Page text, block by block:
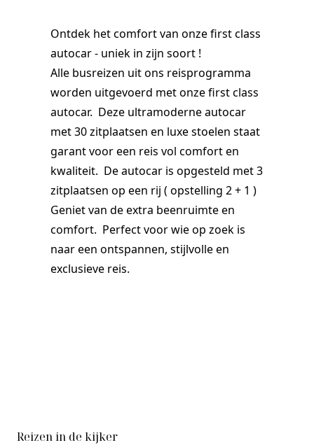
Ontdek het comfort van onze first class
autocar - uniek in zijn soort !
Alle busreizen uit ons reisprogramma
worden uitgevoerd met onze first class
autocar. Deze ultramoderne autocar
met 30 zitplaatsen en luxe stoelen staat
garant voor een reis vol comfort en
kwaliteit. De autocar is opgesteld met 3
zitplaatsen op een rij ( opstelling 2 + 1 )
Geniet van de extra beenruimte en
comfort. Perfect voor wie op zoek is
naar een ontspannen, stijlvolle en
exclusieve reis.
Reizen in de kijker